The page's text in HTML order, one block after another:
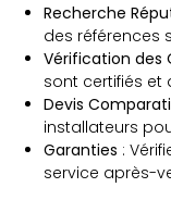
Recherche
des références
Vérification des
sont certifiés et
Devis
installateurs
Garanties :
service après-